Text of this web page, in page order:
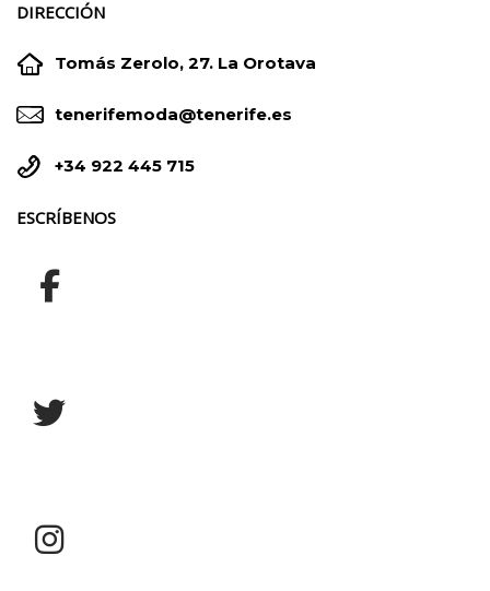
DIRECCIÓN

 Tomás Zerolo, 27. La Orotava

 tenerifemoda@tenerife.es

 +34 922 445 715
ESCRÍBENOS